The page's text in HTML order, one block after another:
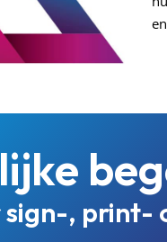
sign-,